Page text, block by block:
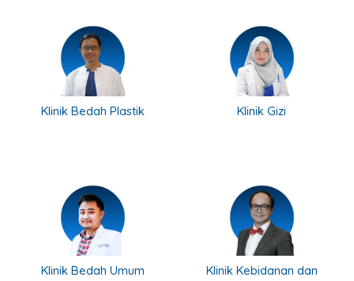
Klinik Bedah Plastik Klinik Gizi
Klinik Bedah Umum
Klinik Kebidanan dan